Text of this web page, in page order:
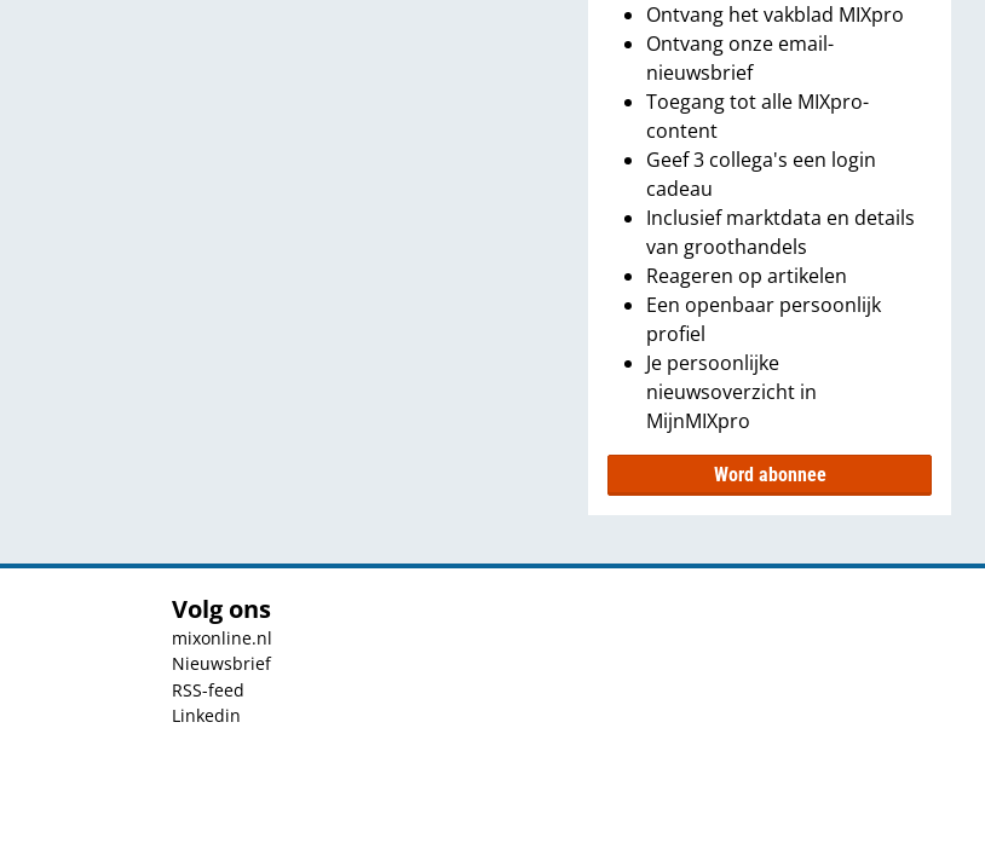
Ontvang het vakblad MIXpro
Ontvang onze email-
nieuwsbrief
Toegang tot alle MIXpro-
content
Geef 3 collega's een login
cadeau
Inclusief marktdata en details
van groothandels
Reageren op artikelen
Een openbaar persoonlijk
profiel
Je persoonlijke
nieuwsoverzicht in
MijnMIXpro
Word abonnee
Volg ons
mixonline.nl
Nieuwsbrief
RSS-feed
Linkedin